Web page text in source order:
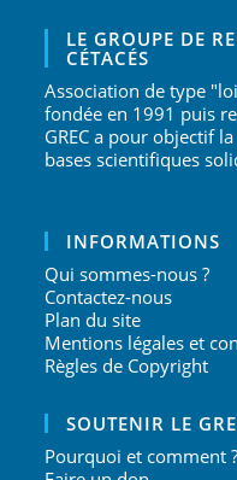
LE GROUPE DE
CÉTACÉS
Association de type
fondée en 1991 puis
GREC a pour objectif
bases scientifiques
INFORMATIONS
Qui sommes-nous ?
Contactez-nous
Plan du site
Mentions légales et
Règles de Copyright
SOUTENIR LE
Pourquoi et comment ?